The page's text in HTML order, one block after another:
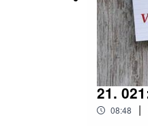
21.
08:48 |